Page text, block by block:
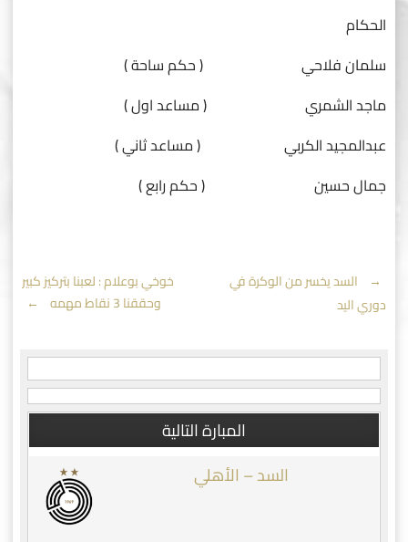
الحكام
سلمان فلاحي ( حكم ساحة )
ماجد الشمري ( مساعد اول )
عبدالمجيد الكربي ( مساعد ثاني )
جمال حسين ( حكم رابع )
Post
navigation
←
السد يخسر من الوكرة في
دوري اليد
خوخي بوعلام : لعبنا بتركيز كبير
وحققنا 3 نقاط مهمه
→
المبارة التالية
السد – الأهلي